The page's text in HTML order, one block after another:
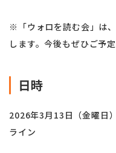
※「ウォロを読む会」は
します。今後もぜひご予定
日時
2026年3月13日（金曜
ライン